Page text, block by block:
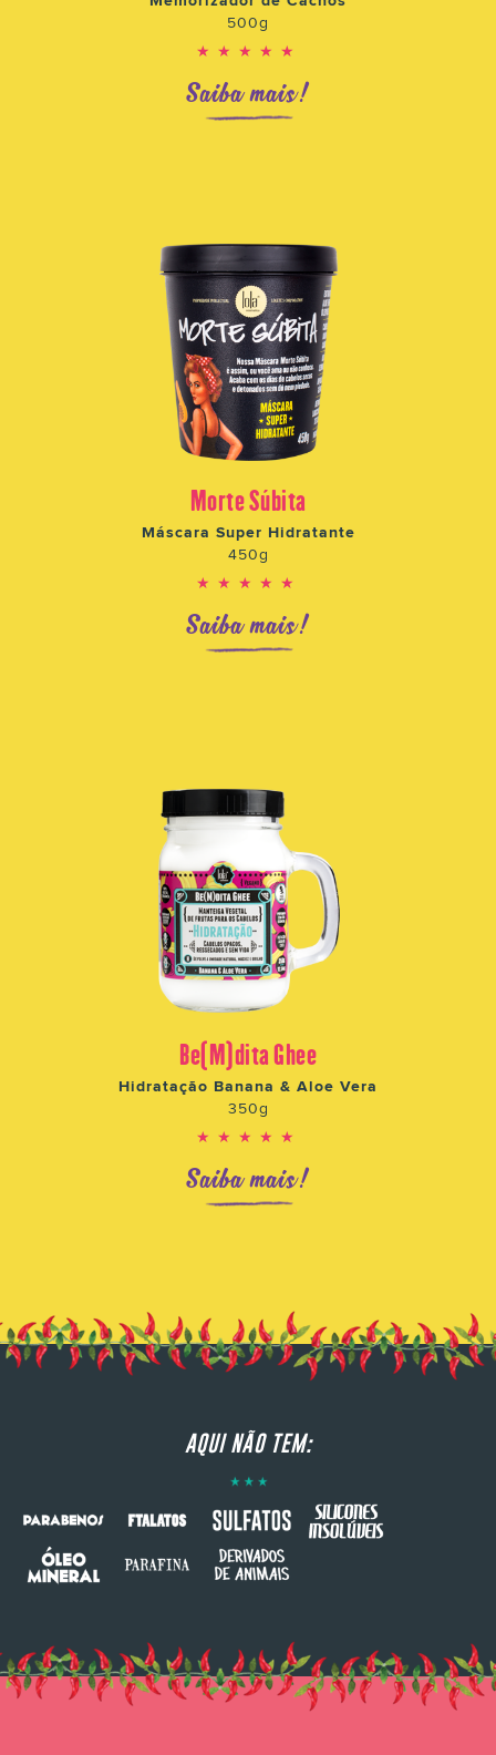
500g
★★★★★
Saiba mais!
Morte Súbita
Máscara Super Hidratante
450g
★★★★★
Saiba mais!
Be(M)dita Ghee
Hidratação Banana & Aloe Vera
350g
★★★★★
Saiba mais!
AQUI NÃO TEM: